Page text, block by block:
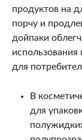
продуктов на
порчу и
дойпаки
для
В
для